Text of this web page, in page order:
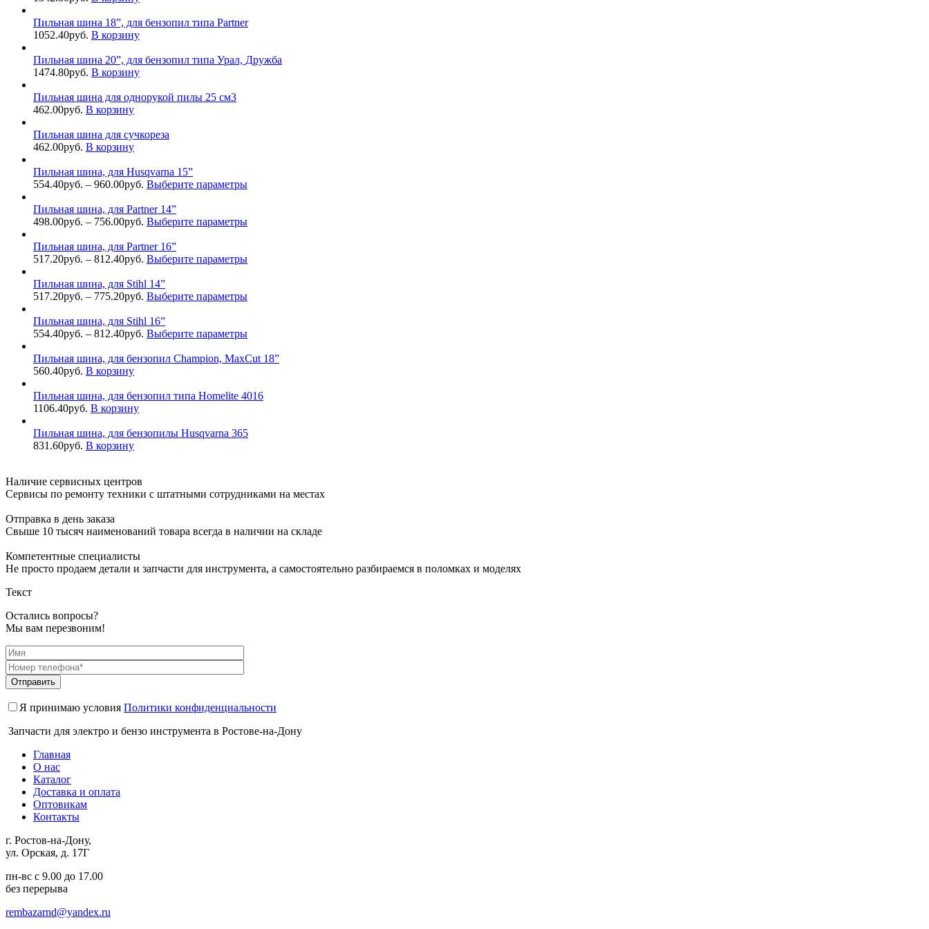
Пильная шина 18”, для бензопил типа Partner
1052.40руб. В корзину
Пильная шина 20”, для бензопил типа Урал, Дружба
1474.80руб. В корзину
Пильная шина для однорукой пилы 25 см3
462.00руб. В корзину
Пильная шина для сучкореза
462.00руб. В корзину
Пильная шина, для Husqvarna 15”
554.40руб. – 960.00руб. Выберите параметры
Пильная шина, для Partner 14”
498.00руб. – 756.00руб. Выберите параметры
Пильная шина, для Partner 16”
517.20руб. – 812.40руб. Выберите параметры
Пильная шина, для Stihl 14”
517.20руб. – 775.20руб. Выберите параметры
Пильная шина, для Stihl 16”
554.40руб. – 812.40руб. Выберите параметры
Пильная шина, для бензопил Champion, MaxCut 18”
560.40руб. В корзину
Пильная шина, для бензопил типа Homelite 4016
1106.40руб. В корзину
Пильная шина, для бензопилы Husqvarna 365
831.60руб. В корзину
Наличие сервисных центров
Сервисы по ремонту техники с штатными сотрудниками на местах
Отправка в день заказа
Свыше 10 тысяч наименований товара всегда в наличии на складе
Компетентные специалисты
Не просто продаем детали и запчасти для инструмента, а самостоятельно разбираемся в поломках и моделях
Текст
Остались вопросы?
Мы вам перезвоним!
Я принимаю условия Политики конфиденциальности
Запчасти для электро и бензо инструмента в Ростове-на-Дону
Главная
О нас
Каталог
Доставка и оплата
Оптовикам
Контакты
г. Ростов-на-Дону,
ул. Орская, д. 17Г
пн-вс с 9.00 до 17.00
без перерыва
rembazarnd@yandex.ru